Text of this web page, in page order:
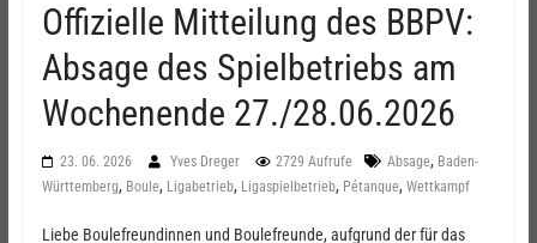
Offizielle Mitteilung des BBPV:
Absage des Spielbetriebs am
Wochenende 27./28.06.2026
23. 06. 2026 Yves Dreger 2729 Aufrufe Absage, Baden-
Württemberg, Boule, Ligabetrieb, Ligaspielbetrieb, Pétanque, Wettkampf
Liebe Boulefreundinnen und Boulefreunde, aufgrund der für das